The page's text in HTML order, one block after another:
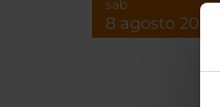
sab
8 agosto 2026